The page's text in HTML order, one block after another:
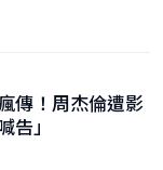
傳！周杰倫遭影
」